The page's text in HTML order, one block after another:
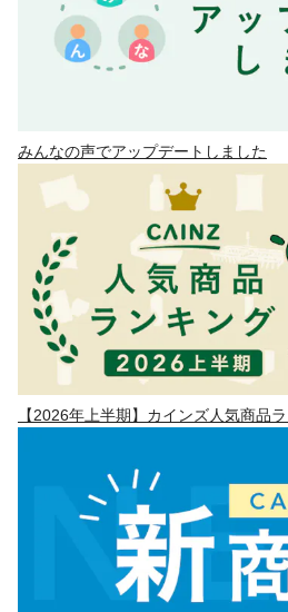
みんなの声でアップデートしました
【2026年上半期】カインズ人気商品